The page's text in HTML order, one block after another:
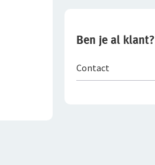
Ben je al klant?
Contact